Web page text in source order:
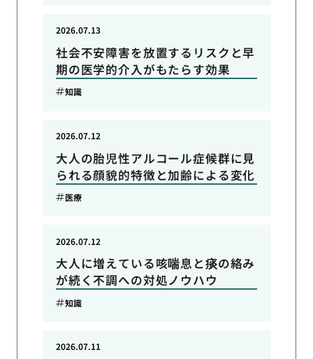
社会不安障害を放置するリスクと早
期の医学的介入がもたらす効果
2026.07.13
知識
大人の胎児性アルコール症候群に見
られる顔貌的特徴と加齢による変化
2026.07.12
医療
大人に増えている咳喘息と痰の絡み
が続く不調への対処ノウハウ
2026.07.12
知識
2026.07.11